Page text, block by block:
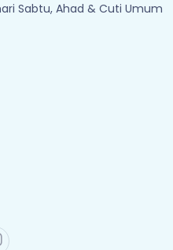
Sabtu, Ahad & Cuti Umum